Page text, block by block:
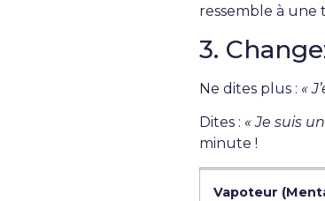
ressemble à une
3.
Ne dites plus : «
Dites : « Je suis
minute !
Vapoteur